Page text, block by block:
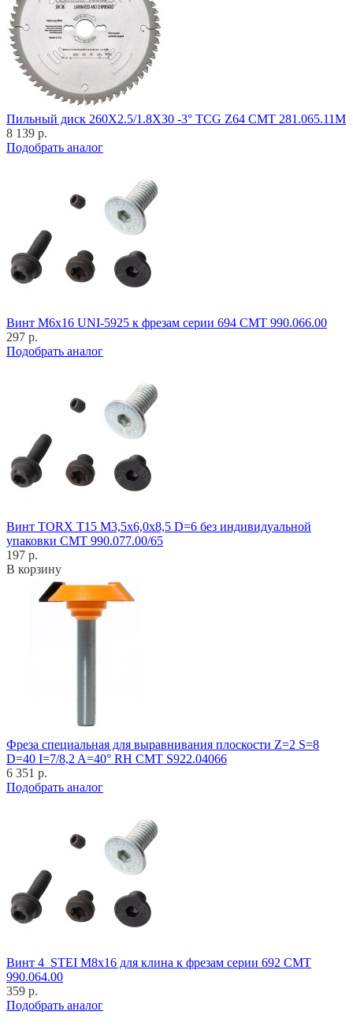
Пильный диск 260X2.5/1.8X30 -3° TCG Z64 CMT 281.065.11M
8 139 р.
Подобрать аналог
Винт M6x16 UNI-5925 к фрезам серии 694 CMT 990.066.00
297 р.
Подобрать аналог
Винт TORX T15 M3,5x6,0x8,5 D=6 без индивидуальной
упаковки CMT 990.077.00/65
197 р.
В корзину
Фреза специальная для выравнивания плоскости Z=2 S=8
D=40 I=7/8,2 A=40° RH CMT S922.04066
6 351 р.
Подобрать аналог
Винт 4_STEI M8x16 для клина к фрезам серии 692 CMT
990.064.00
359 р.
Подобрать аналог